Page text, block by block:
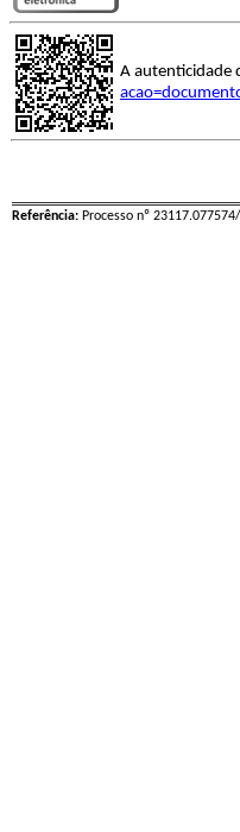
A autenticidade
Referência: Processo nº